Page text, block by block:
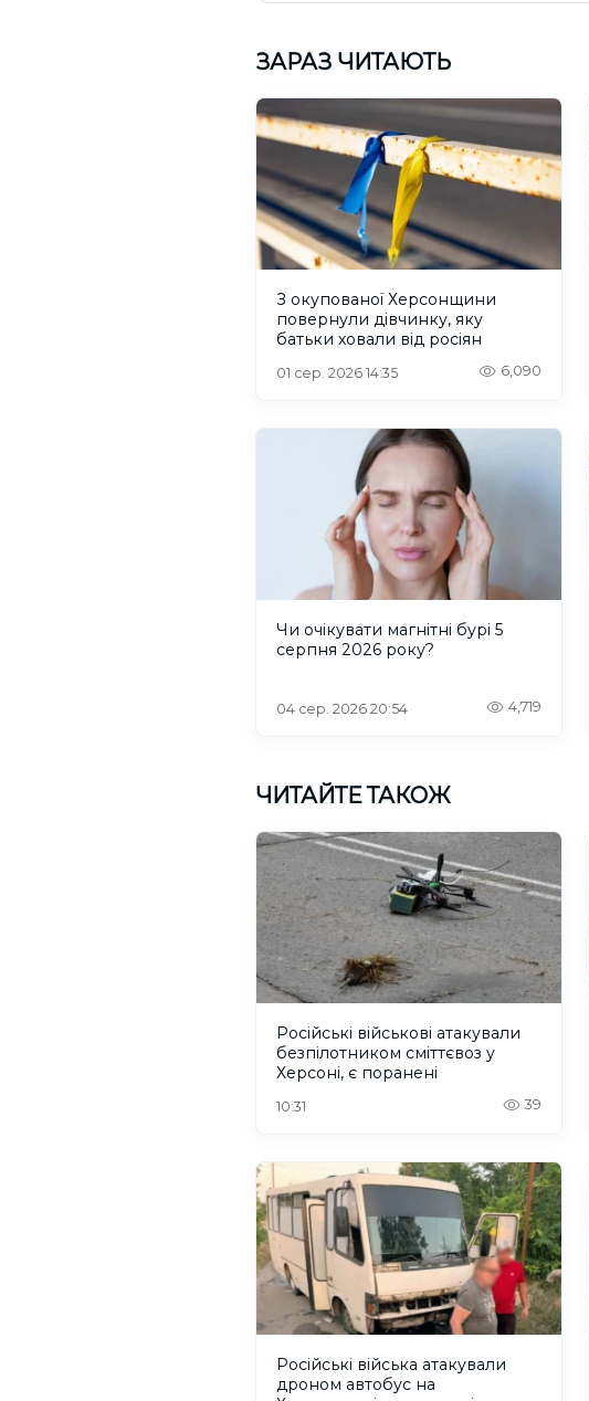
ЗАРАЗ ЧИТАЮТЬ
З окупованої Херсонщини
повернули дівчинку, яку
батьки ховали від росіян
01 сер. 2026 14:35 6,090
Чи очікувати магнітні бурі 5
серпня 2026 року?
04 сер. 2026 20:54 4,719
ЧИТАЙТЕ ТАКОЖ
Російські військові атакували
безпілотником сміттєвоз у
Херсоні, є поранені
10:31 39
Російські війська атакували
дроном автобус на